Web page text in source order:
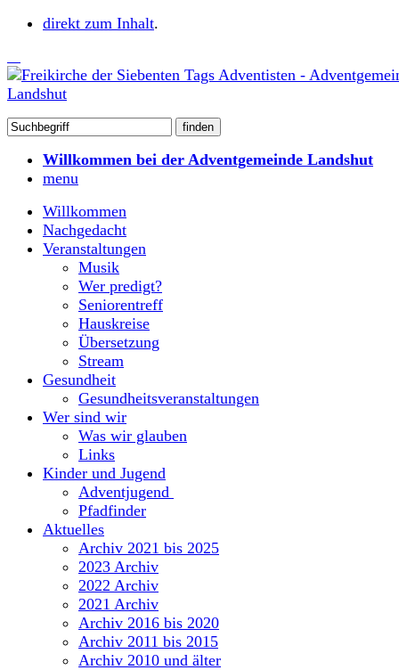
direkt zum Inhalt.
Willkommen bei der Adventgemeinde Landshut
menu
Willkommen
Nachgedacht
Veranstaltungen
Musik
Wer predigt?
Seniorentreff
Hauskreise
Übersetzung
Stream
Gesundheit
Gesundheitsveranstaltungen
Wer sind wir
Was wir glauben
Links
Kinder und Jugend
Adventjugend
Pfadfinder
Aktuelles
Archiv 2021 bis 2025
2023 Archiv
2022 Archiv
2021 Archiv
Archiv 2016 bis 2020
Archiv 2011 bis 2015
Archiv 2010 und älter